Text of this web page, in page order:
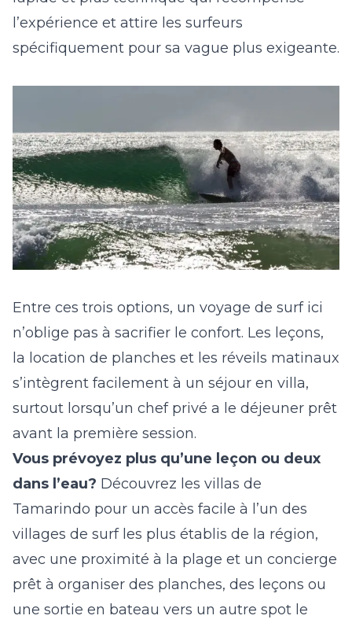
l’expérience et attire les surfeurs
spécifiquement pour sa vague plus exigeante.
Entre ces trois options, un voyage de surf ici
n’oblige pas à sacrifier le confort. Les leçons,
la location de planches et les réveils matinaux
s’intègrent facilement à un séjour en villa,
surtout lorsqu’un chef privé a le déjeuner prêt
avant la première session.
Vous prévoyez plus qu’une leçon ou deux
dans l’eau? Découvrez les villas de
Tamarindo pour un accès facile à l’un des
villages de surf les plus établis de la région,
avec une proximité à la plage et un concierge
prêt à organiser des planches, des leçons ou
une sortie en bateau vers un autre spot le